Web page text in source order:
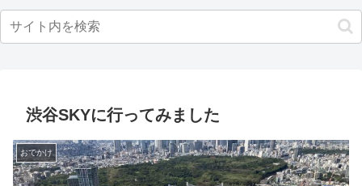
渋谷SKYに行ってみました
おでかけ